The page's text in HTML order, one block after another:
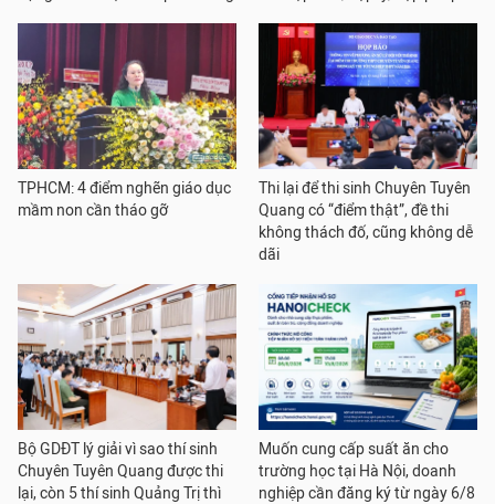
TPHCM: 4 điểm nghẽn giáo dục
mầm non cần tháo gỡ
Thi lại để thi sinh Chuyên Tuyên
Quang có “điểm thật”, đề thi
không thách đố, cũng không dễ
dãi
Bộ GDĐT lý giải vì sao thí sinh
Chuyên Tuyên Quang được thi
lại, còn 5 thí sinh Quảng Trị thì
Muốn cung cấp suất ăn cho
trường học tại Hà Nội, doanh
nghiệp cần đăng ký từ ngày 6/8